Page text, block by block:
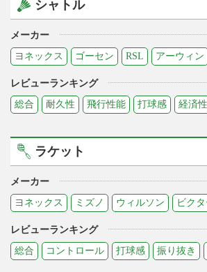
シャトル
メーカー
ヨネックス
ゴーセン RSL アーウィン
レビューランキング
総合
耐久性 飛行性能 打球感 経済性
ラケット
メーカー
ヨネックス
ミズノ ウィルソン ビク
レビューランキング
総合
コントロール 打球感 振り抜き